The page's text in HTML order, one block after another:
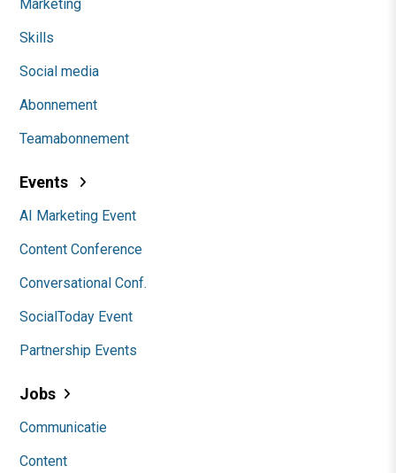
Marketing
Skills
Social media
Abonnement
Teamabonnement
Events
AI Marketing Event
Content Conference
Conversational Conf.
SocialToday Event
Partnership Events
Jobs
Communicatie
Content